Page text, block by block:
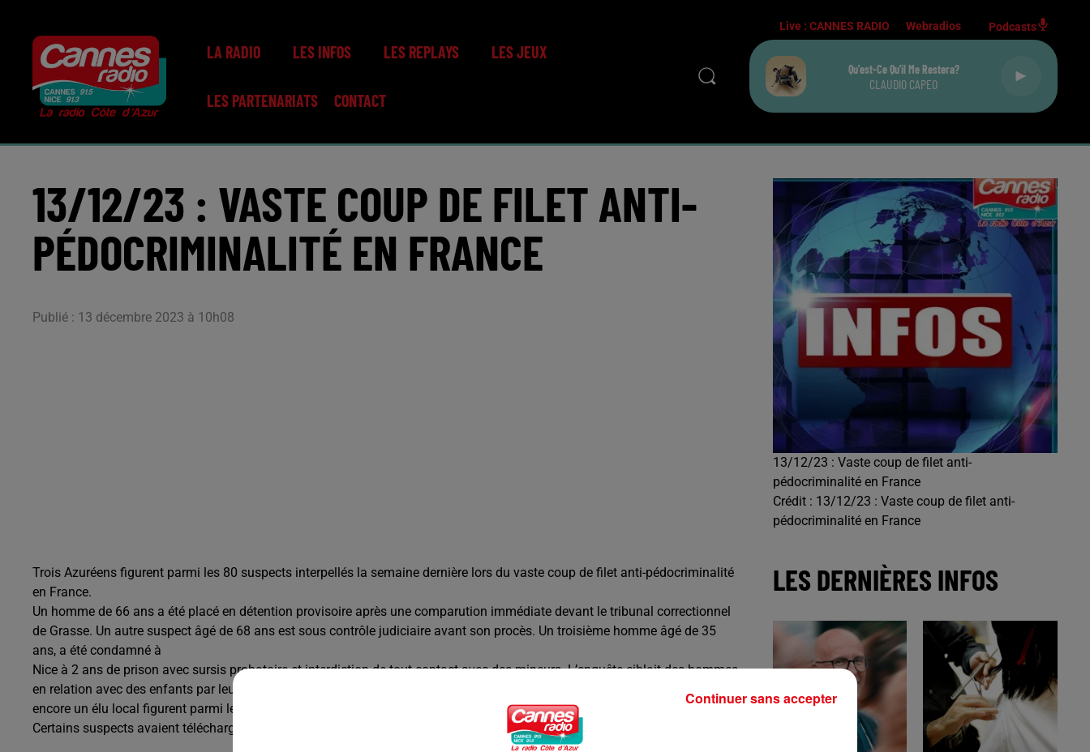
LA RADIO LES INFOS LES REPLAYS LES JEUX
LES PARTENARIATS CONTACT
Live :CANNES RADIO Webradios Podcasts
Qu'est-Ce Qu'il Me Restera?
CLAUDIO CAPEO
13/12/23 : VASTE COUP DE FILET ANTI-
PÉDOCRIMINALITÉ EN FRANCE
Publié : 13 décembre 2023 à 10h08
13/12/23 : Vaste coup de filet anti-
pédocriminalité en France
Crédit : 13/12/23 : Vaste coup de filet anti-
pédocriminalité en France
Trois Azuréens figurent parmi les 80 suspects interpellés la semaine dernière lors du vaste coup de filet anti-pédocriminalité
en France.
Un homme de 66 ans a été placé en détention provisoire après une comparution immédiate devant le tribunal correctionnel
de Grasse. Un autre suspect âgé de 68 ans est sous contrôle judiciaire avant son procès. Un troisième homme âgé de 35
ans, a été condamné à
Nice à 2 ans de prison avec sursis probatoire et interdiction de tout contact avec des mineurs. L’enquête ciblait des hommes
en relation avec des enfants par leur profession. Deux professeurs des écoles, des entraîneurs sportifs, un surveillant ou
encore un élu local figurent parmi les suspects.
Certains suspects avaient téléchargé plus de 100.000 fichiers pédopornographiques.
LES DERNIÈRES INFOS
Continuer sans accepter